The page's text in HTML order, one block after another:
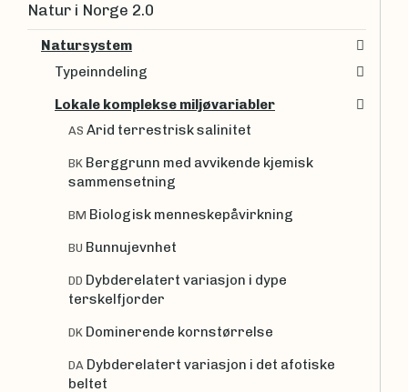
Natur i Norge 2.0
Natursystem
Typeinndeling
Lokale komplekse miljøvariabler
AS Arid terrestrisk salinitet
BK Berggrunn med avvikende kjemisk
sammensetning
BM Biologisk menneskepåvirkning
BU Bunnujevnhet
DD Dybderelatert variasjon i dype
terskelfjorder
DK Dominerende kornstørrelse
DA Dybderelatert variasjon i det afotiske
beltet